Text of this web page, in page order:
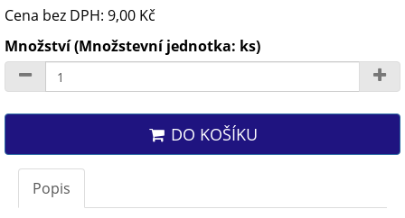
Cena bez DPH: 9,00 Kč
Množství (Množstevní jednotka: ks)
DO KOŠÍKU
Popis